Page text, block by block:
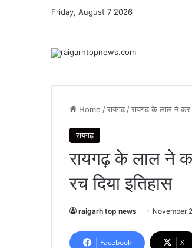
Friday, August 7 2026
Home /रायगढ़ /रायगढ़ के लाल ने कर
रायगढ़
रायगढ़ के लाल ने
रच दिया इतिहास
raigarh top news November
Facebook X